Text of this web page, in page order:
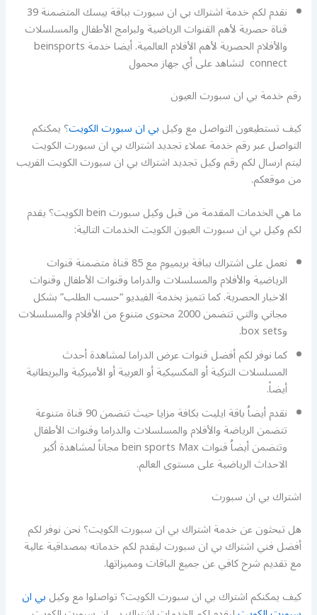
نقدم لكم خدمة اشتراك بي ان سبورت بباقة بيسك المتضمنة 39
قناة حصرية لأهم القنوات الرياضية ولبرامج الأطفال والمسلسلات
والأفلام الحصرية لأهم الأفلام العالمية. أيضا خدمة beinsports
connect لتشاهد على أي جهاز محمول
رقم خدمة بي ان سبورت العيون
كيف تستطيعون التواصل مع وكيلبي ان سبورت الكويت؟ يمكنكم
التواصل عبر رقم خدمة عملاء تجديد اشتراك بي ان سبورت الكويت
ليتم ارسال لكم رقم وكيل تجديد اشتراك بي ان سبورت الكويت القريب
من موقعكم.
ما هي الخدمات المقدمة من قبل وكيل سبورت bein الكويت؟ يقدم
لكم وكيل بي ان سبورت العيون الكويت الخدمات التالية:
نعمل على اشتراك بباقة بريميوم مع 85 قناة متضمنة قنوات
الرياضية والأفلام والمسلسلات والدراما وقنوات الأطفال وقنوات
الاخبار الحصرية. كما تتميز بخدمة الفيديو “حسب الطلب” بشكل
مجاني والتي تتضمن 2000 محتوى متنوع من الأفلام والمسلسلات
وbox sets.
كما نوفر لكم أفضل قنوات عرض الدراما لمشاهدة أحدث
المسلسلات التركية أو المكسيكية أو العربية أو الأميركية والبريطانية
أيضاً.
نقدم أيضاُ باقة ايليت بكافة مزايا حيث تتضمن 90 قناة متنوعة
تتضمن الرياضة والأفلام والمسلسلات والدراما وقنوات الأطفال
وتتضمن أيضاُ قنوات bein sports Max مجاناً لمشاهدة أكبر
الاحداث الرياضية على مستوى العالم.
اشتراك بي ان سبورت
هل تبحثون عن خدمة اشتراك بي ان سبورت الكويت؟ نحن نوفر لكم
أفضل فني اشتراك بي ان سبورت ليقدم لكم خدماته بمصداقية عالية
مع تقديم شرح كافي عن جميع الباقات ومميزاتها.
كيف يمكنكم اشتراك بي ان سبورت الكويت؟ تواصلوا مع وكيلبي ان